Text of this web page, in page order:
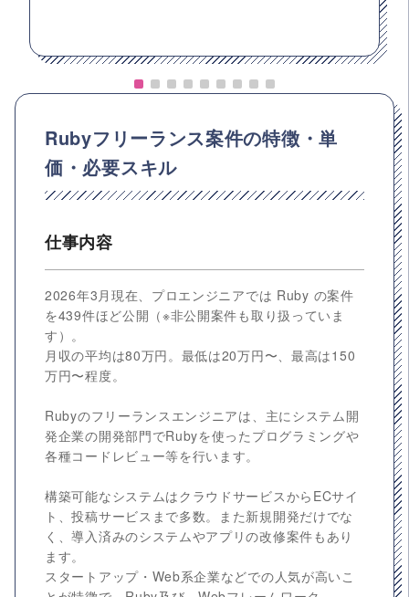
Rubyフリーランス案件の特徴・単
価・必要スキル
仕事内容
2026年3月現在、プロエンジニアでは Ruby の案件
を439件ほど公開（※非公開案件も取り扱っていま
す）。
月収の平均は80万円。最低は20万円〜、最高は150
万円〜程度。
Rubyのフリーランスエンジニアは、主にシステム開
発企業の開発部門でRubyを使ったプログラミングや
各種コードレビュー等を行います。
構築可能なシステムはクラウドサービスからECサイ
ト、投稿サービスまで多数。また新規開発だけでな
く、導入済みのシステムやアプリの改修案件もあり
ます。
スタートアップ・Web系企業などでの人気が高いこ